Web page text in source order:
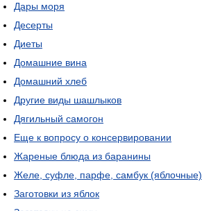
Дары моря
Десерты
Диеты
Домашние вина
Домашний хлеб
Другие виды шашлыков
Дягильный самогон
Еще к вопросу о консервировании
Жареные блюда из баранины
Желе, суфле, парфе, самбук (яблочные)
Заготовки из яблок